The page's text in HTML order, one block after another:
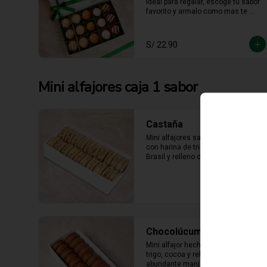
ideal para regalar, escoge tu sabor
favorito y armalo como mas te
S/ 22.90
Mini alfajores caja 1 sabor
Castaña
Mini alfajores sabor castaña hecho
con harina de trigo, nueces del
Brasil y relleno con manjar blanco
Chocolúcuma
Mini alfajor hecho con harina de
trigo, cocoa y relleno con
abundante manjarblanco de